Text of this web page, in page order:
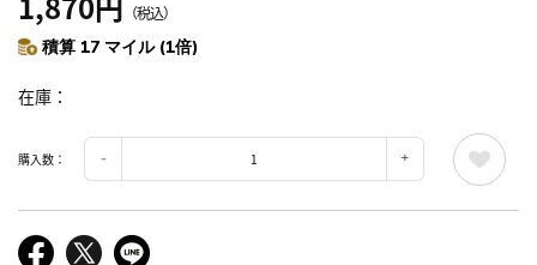
（税込）
積算 17 マイル (1倍)
在庫
購入数：